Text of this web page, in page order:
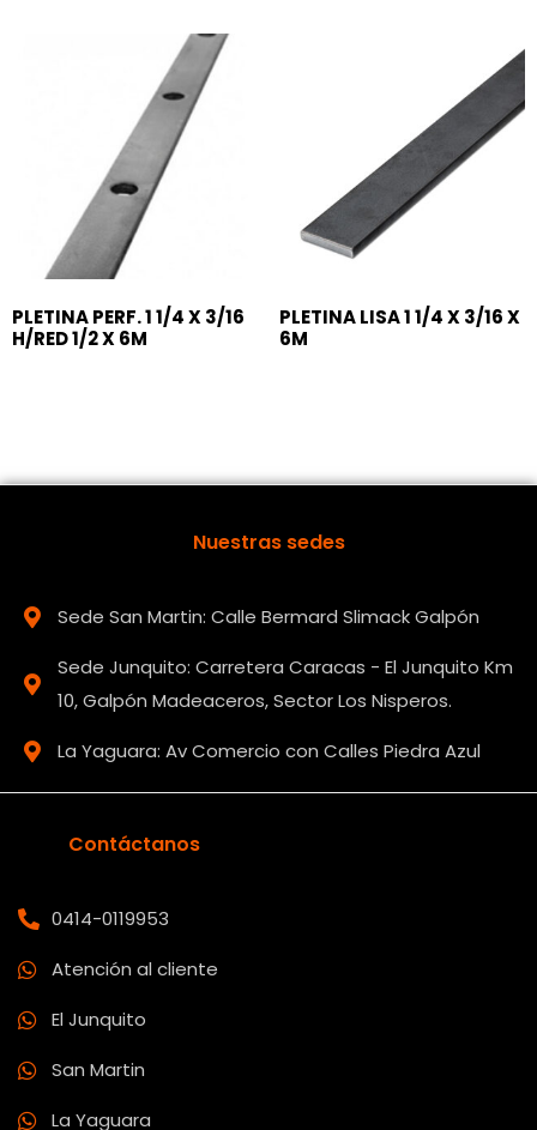
PLETINA PERF. 1 1/4 X 3/16
H/RED 1/2 X 6M
PLETINA LISA 1 1/4 X 3/16 X
6M
Contáctanos
0414-0119953
Atención al cliente
El Junquito
San Martin
La Yaguara
Nuestras sedes
Sede San Martin: Calle Bermard Slimack Galpón
Sede Junquito: Carretera Caracas - El Junquito Km
10, Galpón Madeaceros, Sector Los Nisperos.
La Yaguara: Av Comercio con Calles Piedra Azul